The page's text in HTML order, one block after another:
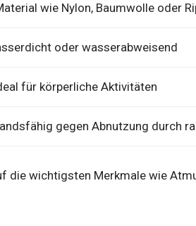
wie Nylon, Baumwolle oder
oder wasserabweisend
für körperliche Aktivitäten
gegen Abnutzung durch
die wichtigsten Merkmale wie